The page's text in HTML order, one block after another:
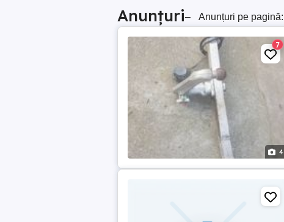
Anunțuri– Anunțuri pe pagină:
4
7